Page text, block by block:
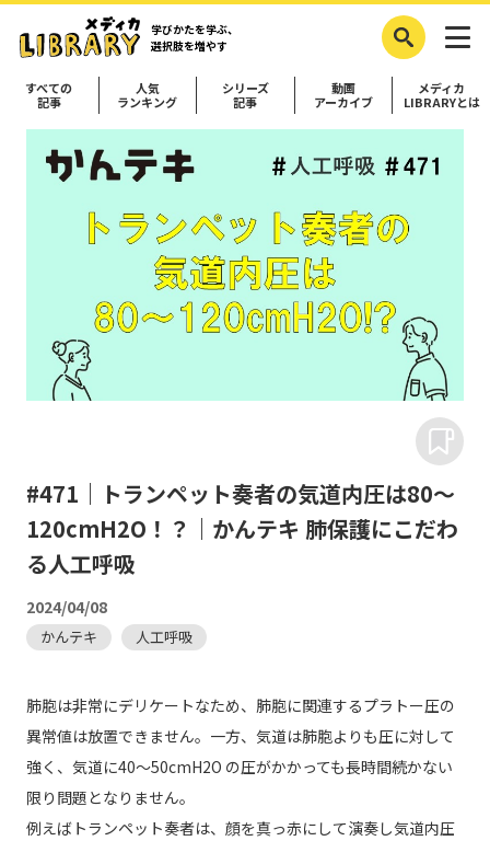
学びかたを学ぶ、
選択肢を増やす
すべての
記事
人気
ランキング
シリーズ
記事
動画
アーカイブ
メディカ
LIBRARYとは
#471｜トランペット奏者の気道内圧は80～
120cmH2O！？｜かんテキ 肺保護にこだわ
る人工呼吸
2024/04/08
かんテキ 人工呼吸
肺胞は非常にデリケートなため、肺胞に関連するプラトー圧の
異常値は放置できません。一方、気道は肺胞よりも圧に対して
強く、気道に40～50cmH2O の圧がかかっても長時間続かない
限り問題となりません。
例えばトランペット奏者は、顔を真っ赤にして演奏し気道内圧